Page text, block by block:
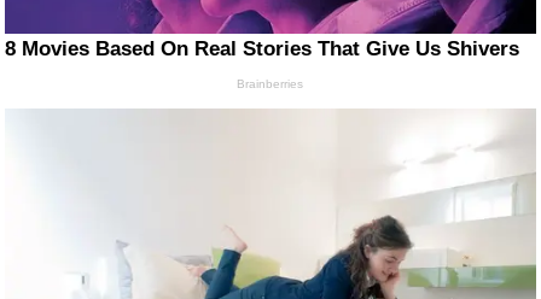
8 Movies Based On Real Stories That Give Us Shivers
Brainberries